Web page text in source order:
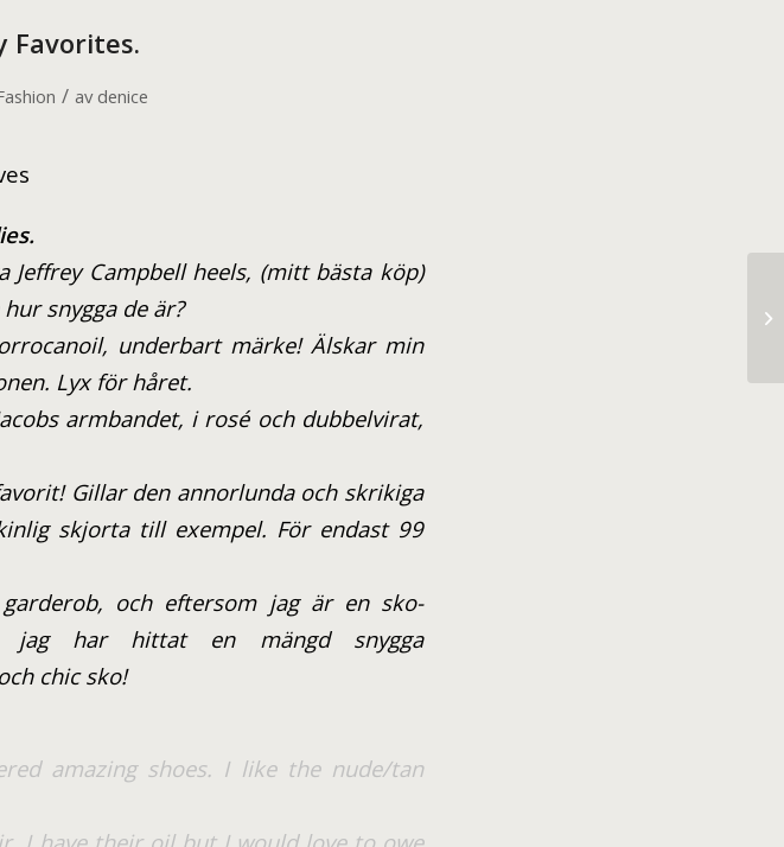
Favorites.
/ av denice
Campbell heels, (mitt bästa köp)
snygga de är?
underbart märke! Älskar min
Lyx för håret.
armbandet, i rosé och dubbelvirat,
Gillar den annorlunda och skrikiga
skjorta till exempel. För endast 99
och eftersom jag är en sko-
har hittat en mängd snygga
chic sko!
amazing shoes. I like the nude/tan